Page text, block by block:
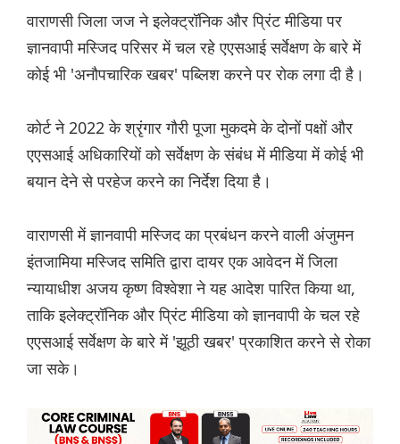
वाराणसी जिला जज ने इलेक्ट्रॉनिक और प्रिंट मीडिया पर
ज्ञानवापी मस्जिद परिसर में चल रहे एएसआई सर्वेक्षण के बारे में
कोई भी 'अनौपचारिक खबर' पब्लिश करने पर रोक लगा दी है।
कोर्ट ने 2022 के श्रृंगार गौरी पूजा मुकदमे के दोनों पक्षों और
एएसआई अधिकारियों को सर्वेक्षण के संबंध में मीडिया में कोई भी
बयान देने से परहेज करने का निर्देश दिया है।
वाराणसी में ज्ञानवापी मस्जिद का प्रबंधन करने वाली अंजुमन
इंतजामिया मस्जिद समिति द्वारा दायर एक आवेदन में जिला
न्यायाधीश अजय कृष्ण विश्वेशा ने यह आदेश पारित किया था,
ताकि इलेक्ट्रॉनिक और प्रिंट मीडिया को ज्ञानवापी के चल रहे
एएसआई सर्वेक्षण के बारे में 'झूठी खबर' प्रकाशित करने से रोका
जा सके।